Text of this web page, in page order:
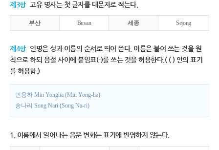
제3항 고유 명사는 첫 글자를 대문자로 적는다.
부산 Busan 세종 Sejong
제4항 인명은 성과 이름의 순서로 띄어 쓴다. 이름은 붙여 쓰는 것을 원
칙으로 하되 음절 사이에 붙임표(-)를 쓰는 것을 허용한다.( ( ) 안의 표기
를 허용함.)
민용하 Min Yongha (Min Yong-ha)
송나리 Song Nari (Song Na-ri)
1. 이름에서 일어나는 음운 변화는 표기에 반영하지 않는다.